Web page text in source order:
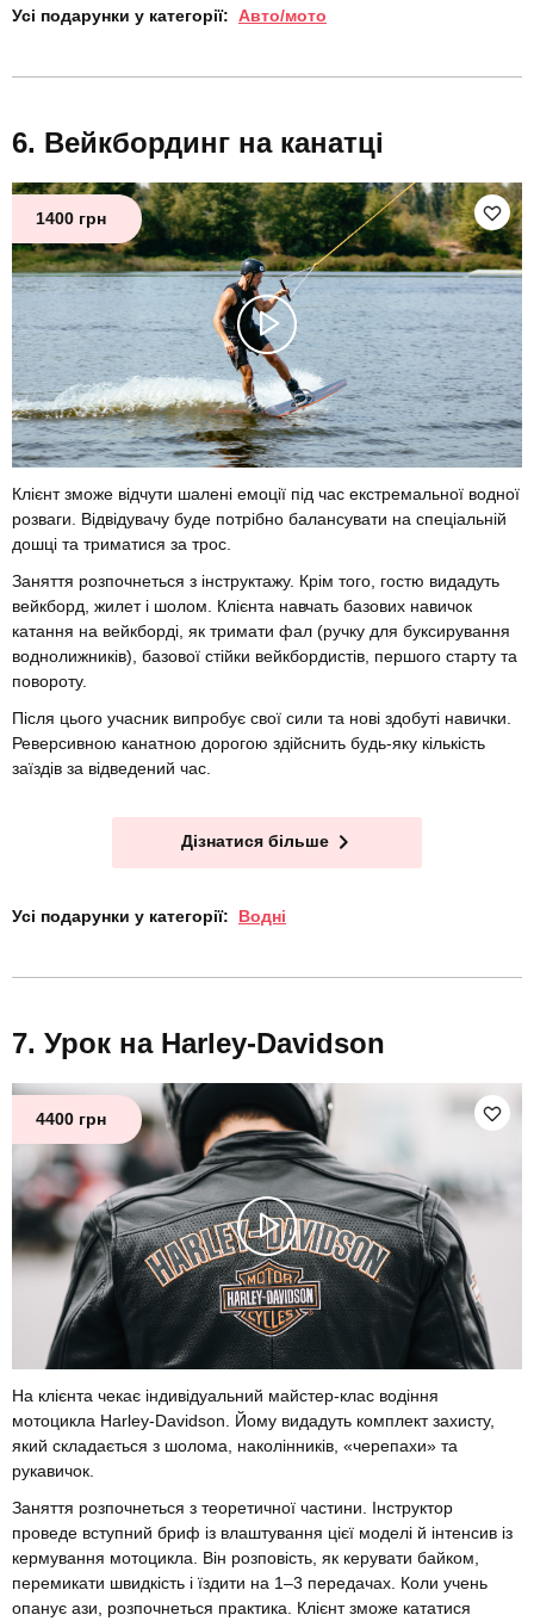
Усі подарунки у категорії: Авто/мото
Вейкбординг на канатці
1400 грн
Клієнт зможе відчути шалені емоції під час екстремальної водної
розваги. Відвідувачу буде потрібно балансувати на спеціальній
дошці та триматися за трос.
Заняття розпочнеться з інструктажу. Крім того, гостю видадуть
вейкборд, жилет і шолом. Клієнта навчать базових навичок
катання на вейкборді, як тримати фал (ручку для буксирування
воднолижників), базової стійки вейкбордистів, першого старту та
повороту.
Після цього учасник випробує свої сили та нові здобуті навички.
Реверсивною канатною дорогою здійснить будь-яку кількість
заїздів за відведений час.
Дізнатися більше
Усі подарунки у категорії: Водні
Урок на Harley-Davidson
4400 грн
На клієнта чекає індивідуальний майстер-клас водіння
мотоцикла Harley-Davidson. Йому видадуть комплект захисту,
який складається з шолома, наколінників, «черепахи» та
рукавичок.
Заняття розпочнеться з теоретичної частини. Інструктор
проведе вступний бриф із влаштування цієї моделі й інтенсив із
кермування мотоцикла. Він розповість, як керувати байком,
перемикати швидкість і їздити на 1–3 передачах. Коли учень
опанує ази, розпочнеться практика. Клієнт зможе кататися